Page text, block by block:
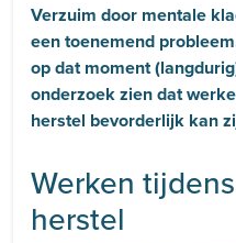
Verzuim door mentale
een toenemend
op dat moment
onderzoek zien dat
herstel bevorderlijk kan
Werken
herstel